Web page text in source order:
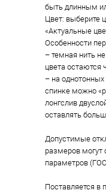
быть длинным
Цвет: выберите
«Актуальные
Особенности
– темная нить
цвета остаются
– на однотонных
спинке можно
лонгслив
оставлять
Допустимые
размеров могут
параметров
Поставляется в